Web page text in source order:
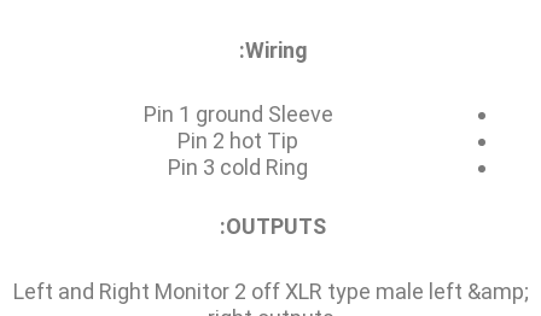
Wiring:
Pin 1 ground Sleeve
Pin 2 hot Tip
Pin 3 cold Ring
OUTPUTS:
Left and Right Monitor 2 off XLR type male left &amp;